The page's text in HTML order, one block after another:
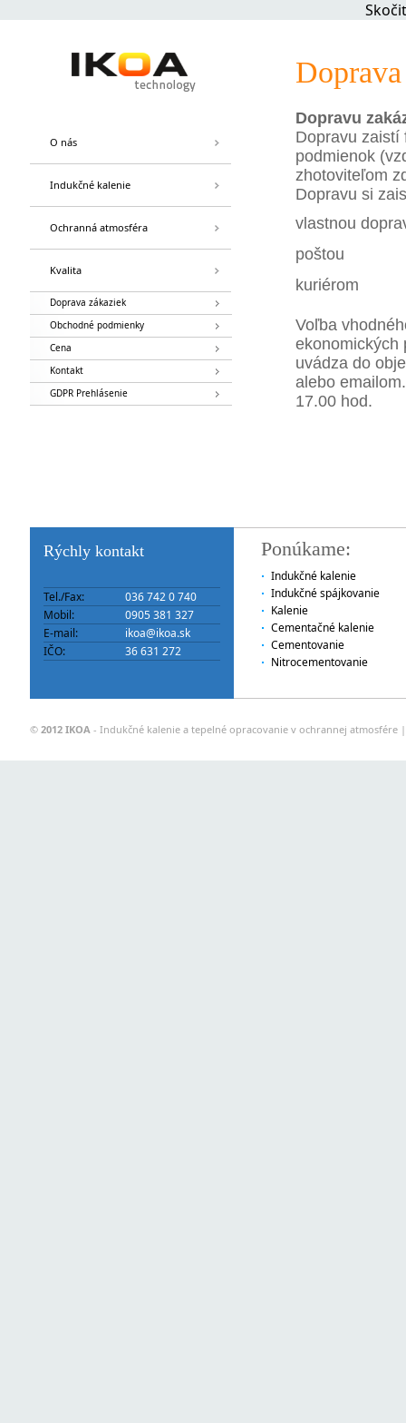
O nás
Indukčné kalenie
Ochranná atmosféra
Kvalita
Doprava zákaziek
Obchodné podmienky
Cena
Kontakt
GDPR Prehlásenie
Dopravu
Dopravu zaistí
podmienok
zhotoviteľom
Dopravu si
vlastnou
poštou
kuriérom
Voľba
ekonomických
uvádza do
alebo
17.00 hod.
Rýchly kontakt
Tel./Fax:
036 742 0 740
Mobil:
0905 381 327
E-mail:
ikoa@ikoa.sk
IČO:
36 631 272
Ponúkame:
Indukčné kalenie
Indukčné spájkovanie
Kalenie
Cementačné kalenie
Cementovanie
Nitrocementovanie
© 2012 IKOA - Indukčné kalenie a tepelné opracovanie v ochrannej